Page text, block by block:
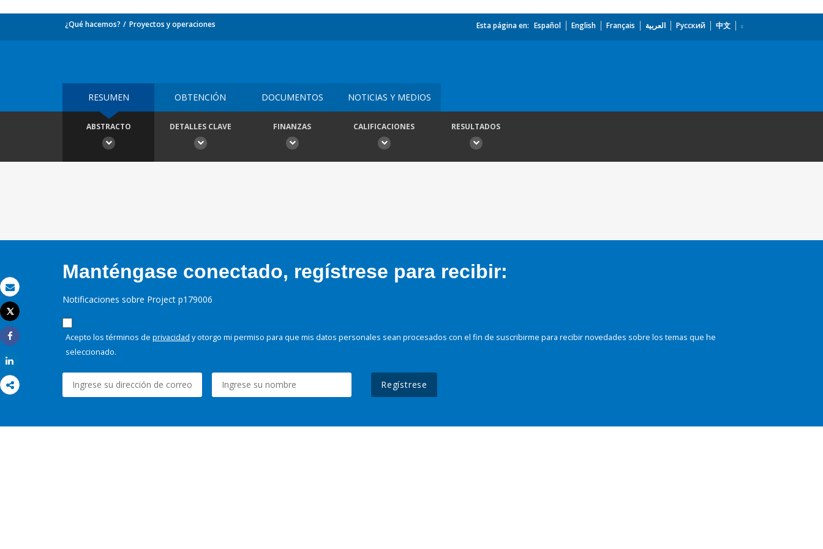
Correo electrónico
Imprimir
Tweet
Share
¿Qué hacemos? Proyectos y operaciones Esta página en: Español English Français العربية Русский 中文
RESUMEN OBTENCIÓN DOCUMENTOS NOTICIAS Y MEDIOS
ABSTRACTO DETALLES CLAVE FINANZAS CALIFICACIONES RESULTADOS
Manténgase conectado, regístrese para recibir:
Notificaciones sobre Project p179006
Acepto los términos de privacidad y otorgo mi permiso para que mis datos personales sean procesados con el fin de suscribirme para recibir novedades sobre los temas que he
seleccionado.
Regístrese